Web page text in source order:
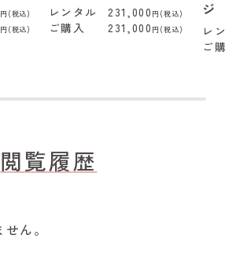
円(税込)
円(税込)
レンタル 231,000 円(税込)
ご購入 231,000 円(税込)
ジ
レ
ご
閲覧履歴
ん。